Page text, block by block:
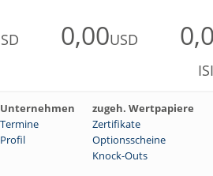
0,00USD
Unternehmen zugeh. Wertpapiere
Termine Zertifikate
Profil Optionsscheine
Knock-Outs